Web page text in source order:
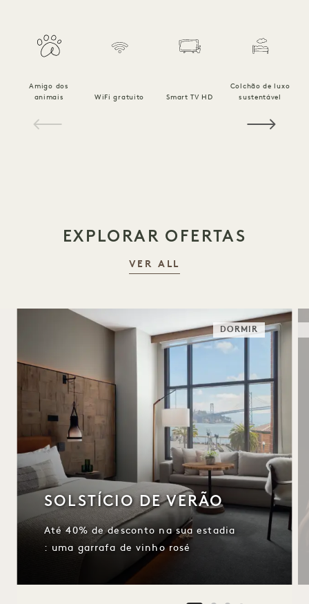
Amigo dos
animais
WiFi gratuito Smart TV HD
Colchão de luxo
sustentável
EXPLORAR OFERTAS
VER ALL
DORMIR
SOLSTÍCIO DE VERÃO
Até 40% de desconto na sua estadia
: uma garrafa de vinho rosé